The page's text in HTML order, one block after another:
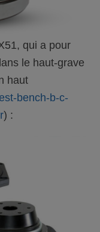
qui a pour
le haut-grave
haut
bench-b-c-
) :